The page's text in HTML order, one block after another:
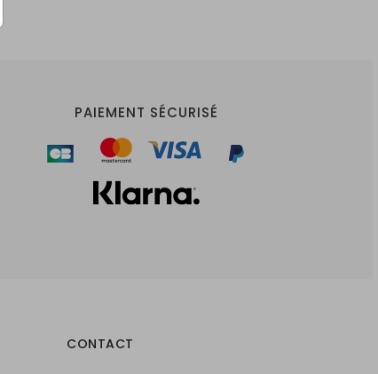
PAIEMENT SÉCURISÉ
CONTACT